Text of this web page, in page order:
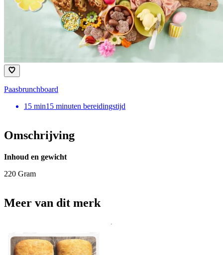
Paasbrunchboard
15 min15 minuten bereidingstijd
Omschrijving
Inhoud en gewicht
220 Gram
Meer van dit merk